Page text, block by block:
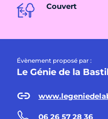
Couvert
Évènement proposé par :
Le Génie de la
06 26 57 28 36